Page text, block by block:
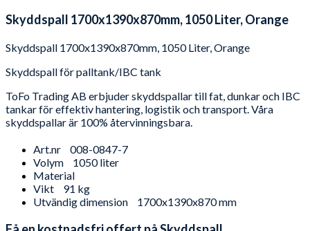
Skyddspall 1700x1390x870mm, 1050 Liter, Orange
Skyddspall 1700x1390x870mm, 1050 Liter, Orange
Skyddspall för palltank/IBC tank
ToFo Trading AB erbjuder skyddspallar till fat, dunkar och IBC
tankar för effektiv hantering, logistik och transport. Våra
skyddspallar är 100% återvinningsbara.
Art.nr
008-0847-7
Volym
1050 liter
Material
Vikt
91 kg
Utvändig dimension
1700x1390x870 mm